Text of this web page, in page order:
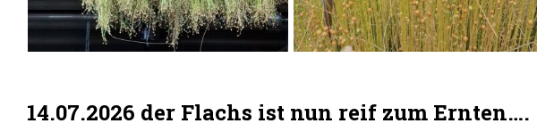
14.07.2026 der Flachs ist nun reif zum Ernten….